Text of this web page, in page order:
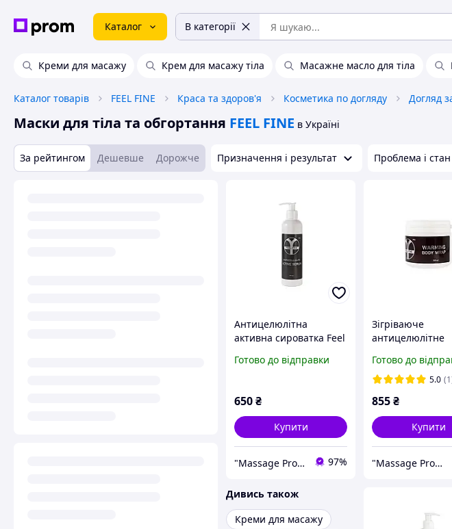
Каталог В категорії
Креми для масажу Крем для масажу тіла Масажне масло для тіла
Каталог товарів FEEL FINE Краса та здоров'я Косметика по догляду Догляд
Маски для тіла та обгортання FEEL FINE в Україні
За рейтингом Дешевше Дорожче Призначення і результат Проблема і
Антицелюлітна
активна сироватка Feel
Serum 250 мл
Готово до відправки
650₴
Купити
"Massage Pro": Товари для масажу, краси та здоров'я! 97%
Зігріваюче
антицелюлітне
Warming Body
350 мл
Готово до
5.0
855₴
Купити
"Massage Pro": Товари для масажу, краси та здоров'я!
Дивись також
Креми для масажу